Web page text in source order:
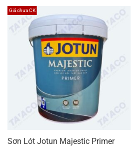
Giá chưa CK
Sơn Lót Jotun Majestic Primer